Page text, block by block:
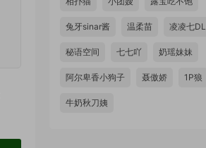
兔牙sinar酱 温柔苗 凌凌七DL
秘语空间 七七吖 奶瑶妹妹
阿尔卑香小狗子 聂傲娇 1P狼
牛奶秋刀姨